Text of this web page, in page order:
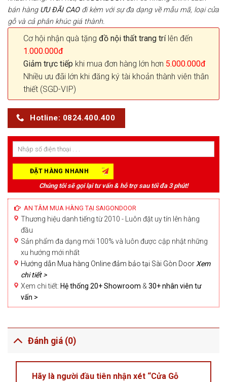
bán hàng ƯU ĐÃI CAO đi kèm với sự đa dạng về mẫu mã, loại cửa
gỗ và cả phân khúc giá thành.
Cơ hội nhận quà tặng đồ nội thất trang trílên đến
1.000.000đ
Giảm trực tiếp khi mua đơn hàng lớn hơn 5.000.000đ
Nhiều ưu đãi lớn khi đăng ký tài khoản thành viên thân
thiết (SGD-VIP)
Hotline: 0824.400.400
Chúng tôi sẽ gọi lại tư vấn & hỗ trợ sau tối đa 3 phút!
AN TÂM MUA HÀNG TẠI SAIGONDOOR
Thương hiệu danh tiếng từ 2010 - Luôn đặt uy tín lên hàng
đầu
Sản phẩm đa dạng mới 100% và luôn được cập nhật những
xu hướng mới nhất
Hướng dẫn Mua hàng Online đảm bảo tại Sài Gòn Door Xem
chi tiết >
Xem chi tiết: Hệ thống 20+ Showroom & 30+ nhân viên tư
vấn >
Đánh giá (0)
Hãy là người đầu tiên nhận xét “Cửa Gỗ